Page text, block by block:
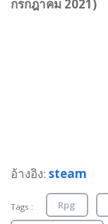
กรกฎาคม 2021)
อ้างอิง: steam
Tags : Rpg